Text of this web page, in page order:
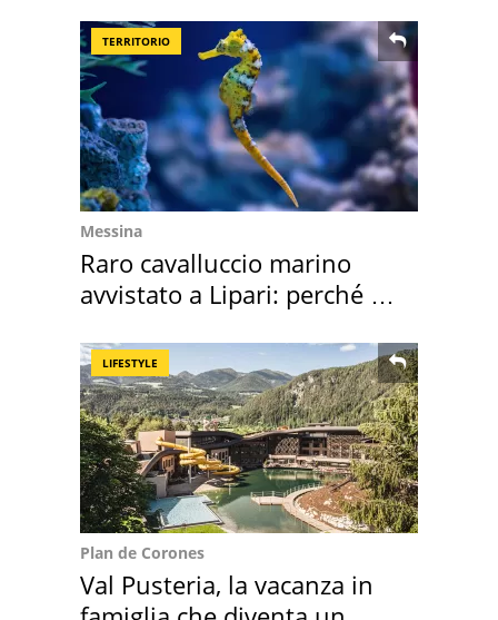
TERRITORIO
Messina
Raro cavalluccio marino
avvistato a Lipari: perché è
LIFESTYLE
Plan de Corones
Val Pusteria, la vacanza in